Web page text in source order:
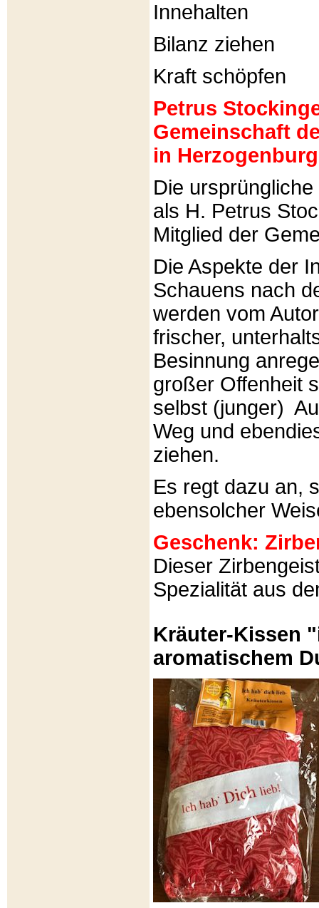
Innehalten
Bilanz ziehen
Kraft schöpfen
Petrus
Gemeinschaft
in
Die
als H. Petrus
Mitglied der
Die Aspekte der
Schauens nach
werden vom
frischer,
Besinnung
großer Offenheit
selbst (junger)
Weg und
ziehen.
Es regt dazu an,
ebensolcher
Geschenk:
Dieser
Spezialität aus
Kräuter-Kissen
aromatischem